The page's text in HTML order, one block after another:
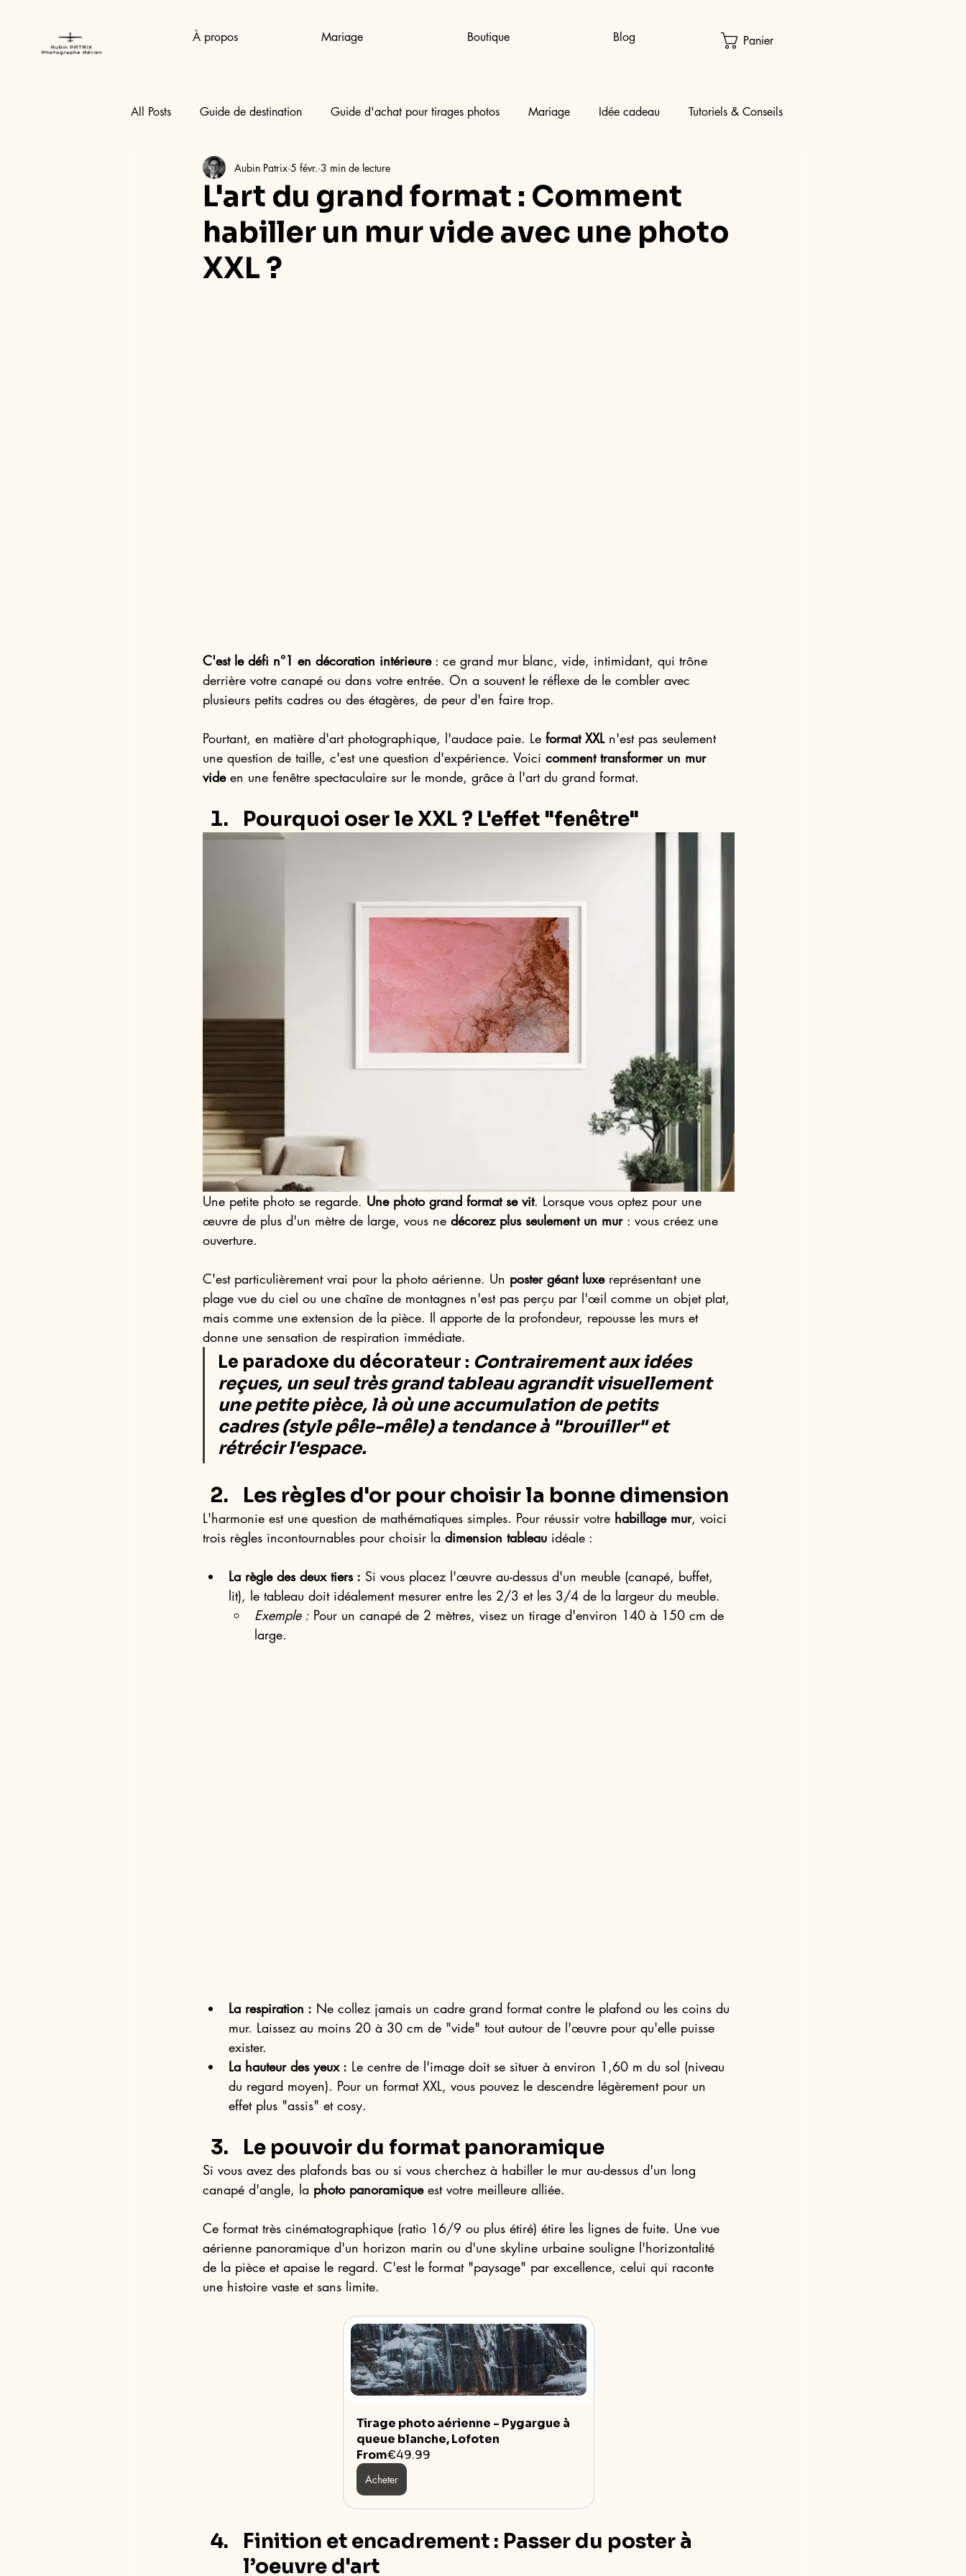
À propos Mariage Boutique Blog Panier
All Posts Guide de destination Guide d'achat pour tirages photos Mariage Idée cadeau Tutoriels & Conseils
L'art du grand format : Comment
habiller un mur vide avec une photo
XXL ?
Aubin Patrix 5 févr. 3 min de lecture
C'est le défi n°1 en décoration intérieure : ce grand mur blanc, vide, intimidant, qui trône
derrière votre canapé ou dans votre entrée. On a souvent le réflexe de le combler avec
plusieurs petits cadres ou des étagères, de peur d'en faire trop.
Pourtant, en matière d'art photographique, l'audace paie. Le format XXL n'est pas seulement
une question de taille, c'est une question d'expérience. Voici comment transformer un mur
vide en une fenêtre spectaculaire sur le monde, grâce à l'art du grand format.
Pourquoi oser le XXL ? L'effet "fenêtre"
Une petite photo se regarde. Une photo grand format se vit. Lorsque vous optez pour une
œuvre de plus d'un mètre de large, vous ne décorez plus seulement un mur : vous créez une
ouverture.
C'est particulièrement vrai pour la photo aérienne. Un poster géant luxe représentant une
plage vue du ciel ou une chaîne de montagnes n'est pas perçu par l'œil comme un objet plat,
mais comme une extension de la pièce. Il apporte de la profondeur, repousse les murs et
donne une sensation de respiration immédiate.
Le paradoxe du décorateur : Contrairement aux idées
reçues, un seul très grand tableau agrandit visuellement
une petite pièce, là où une accumulation de petits
cadres (style pêle-mêle) a tendance à "brouiller" et
rétrécir l'espace.
Les règles d'or pour choisir la bonne dimension
L'harmonie est une question de mathématiques simples. Pour réussir votre habillage mur, voici
trois règles incontournables pour choisir la dimension tableau idéale :
La règle des deux tiers : Si vous placez l'œuvre au-dessus d'un meuble (canapé, buffet,
lit), le tableau doit idéalement mesurer entre les 2/3 et les 3/4 de la largeur du meuble.
Exemple : Pour un canapé de 2 mètres, visez un tirage d'environ 140 à 150 cm de
large.
La respiration : Ne collez jamais un cadre grand format contre le plafond ou les coins du
mur. Laissez au moins 20 à 30 cm de "vide" tout autour de l'œuvre pour qu'elle puisse
exister.
La hauteur des yeux : Le centre de l'image doit se situer à environ 1,60 m du sol (niveau
du regard moyen). Pour un format XXL, vous pouvez le descendre légèrement pour un
effet plus "assis" et cosy.
Le pouvoir du format panoramique
Si vous avez des plafonds bas ou si vous cherchez à habiller le mur au-dessus d'un long
canapé d'angle, la photo panoramique est votre meilleure alliée.
Ce format très cinématographique (ratio 16/9 ou plus étiré) étire les lignes de fuite. Une vue
aérienne panoramique d'un horizon marin ou d'une skyline urbaine souligne l'horizontalité
de la pièce et apaise le regard. C'est le format "paysage" par excellence, celui qui raconte
une histoire vaste et sans limite.
Tirage photo aérienne - Pygargue à
queue blanche, Lofoten
From€49.99
Acheter
Finition et encadrement : Passer du poster à
l’oeuvre d'art